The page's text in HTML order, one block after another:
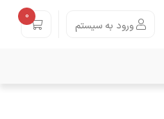
ورود به سیستم
0